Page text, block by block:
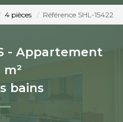
NEUFS
LIGNE
4 pièces Référence SHL-15422
- Appartement
m²
bains